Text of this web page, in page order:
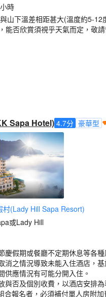
時
山下溫差相距甚大(溫度約5-12
能否欣賞須視乎天氣而定，敬請
Sapa Hotel) 4.7分 豪華型
村(Lady Hill Sapa Resort)
或Lady Hill
慶假期或餐廳不定期休息等各
消之情況導致未能入住酒店，
供應情況有可能分開入住。
與否及個別收費，以酒店安排為
合報名者，必須補付單人房附